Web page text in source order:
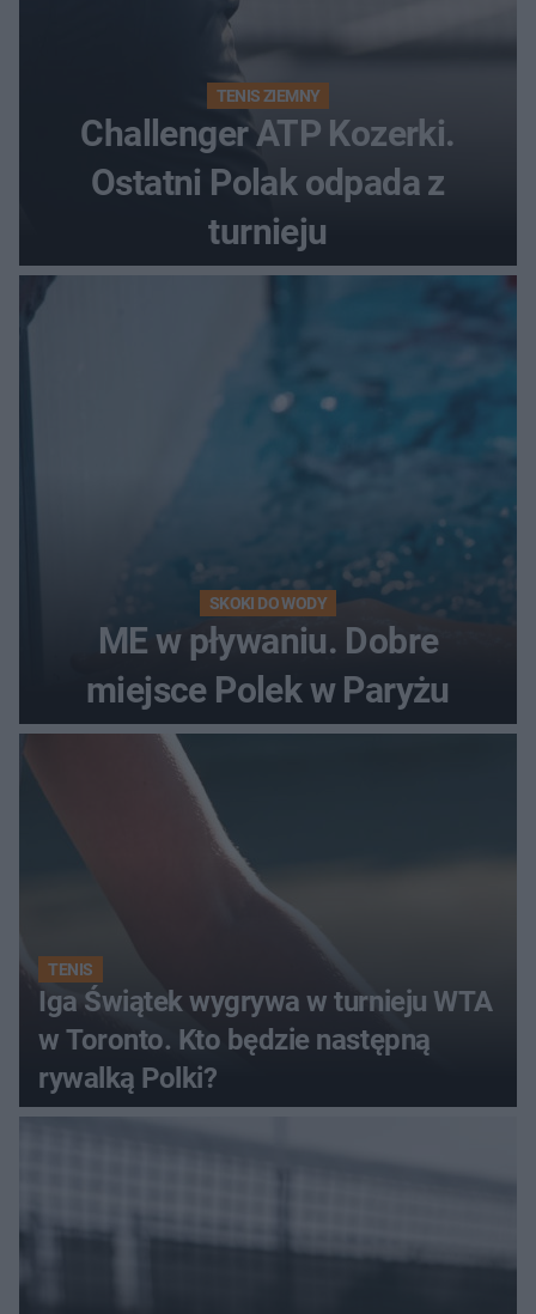
TENIS ZIEMNY
Challenger ATP Kozerki.
Ostatni Polak odpada z
turnieju
SKOKI DO WODY
ME w pływaniu. Dobre
miejsce Polek w Paryżu
TENIS
Iga Świątek wygrywa w turnieju WTA
w Toronto. Kto będzie następną
rywalką Polki?